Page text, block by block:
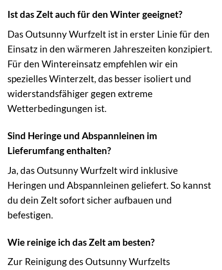
Ist das Zelt auch für den Winter geeignet?
Das Outsunny Wurfzelt ist in erster Linie für den
Einsatz in den wärmeren Jahreszeiten konzipiert.
Für den Wintereinsatz empfehlen wir ein
spezielles Winterzelt, das besser isoliert und
widerstandsfähiger gegen extreme
Wetterbedingungen ist.
Sind Heringe und Abspannleinen im
Lieferumfang enthalten?
Ja, das Outsunny Wurfzelt wird inklusive
Heringen und Abspannleinen geliefert. So kannst
du dein Zelt sofort sicher aufbauen und
befestigen.
Wie reinige ich das Zelt am besten?
Zur Reinigung des Outsunny Wurfzelts